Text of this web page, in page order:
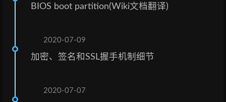
BIOS boot partition(Wiki文档翻译)
2020-07-09
加密、签名和SSL握手机制细节
2020-07-07